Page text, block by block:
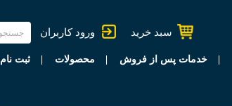
ورود کاربران سبد خرید
ثبت نام محصولات خدمات پس از فروش